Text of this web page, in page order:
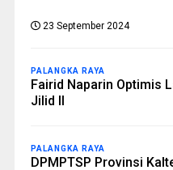
23 September 2024
PALANGKA RAYA
Fairid Naparin Optimis
Jilid II
PALANGKA RAYA
DPMPTSP Provinsi